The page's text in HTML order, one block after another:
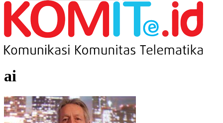
ai